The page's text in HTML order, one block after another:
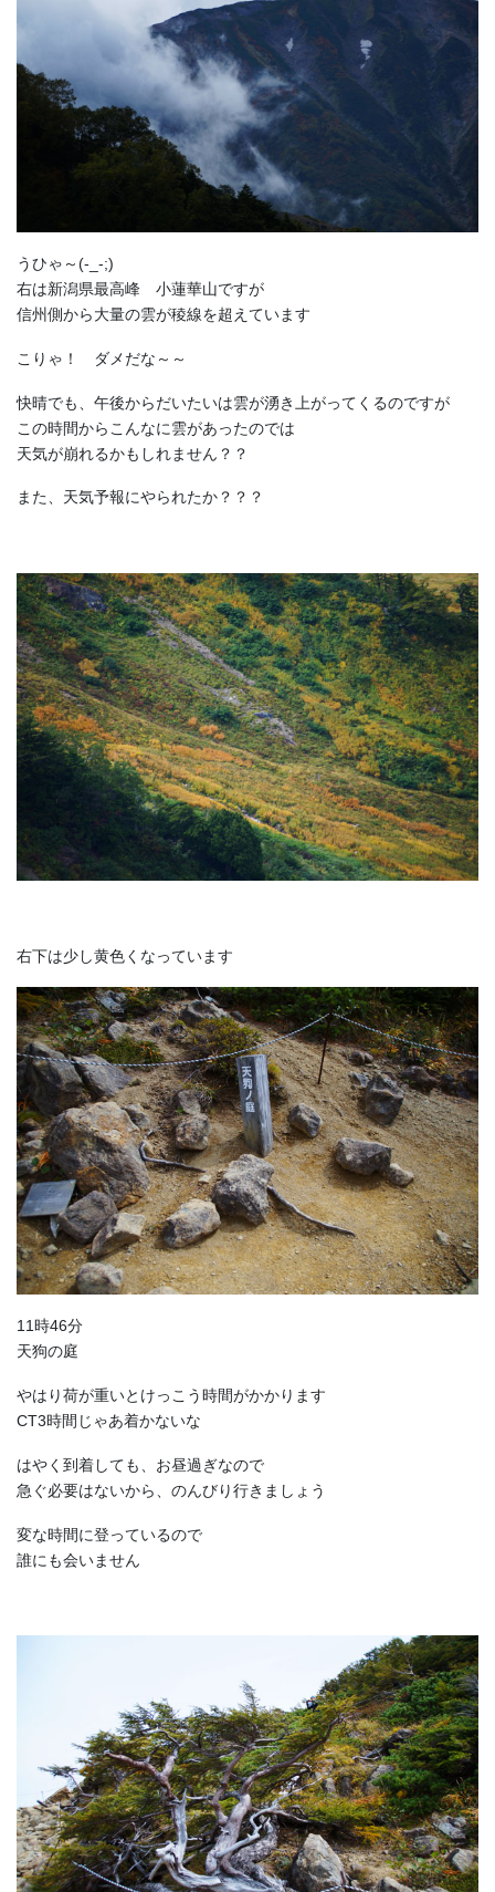
うひゃ～(-_-;)
右は新潟県最高峰 小蓮華山ですが
信州側から大量の雲が稜線を超えています
こりゃ！ ダメだな～～
快晴でも、午後からだいたいは雲が湧き上がってくるのですが
この時間からこんなに雲があったのでは
天気が崩れるかもしれません？？
また、天気予報にやられたか？？？
右下は少し黄色くなっています
11時46分
天狗の庭
やはり荷が重いとけっこう時間がかかります
CT3時間じゃあ着かないな
はやく到着しても、お昼過ぎなので
急ぐ必要はないから、のんびり行きましょう
変な時間に登っているので
誰にも会いません